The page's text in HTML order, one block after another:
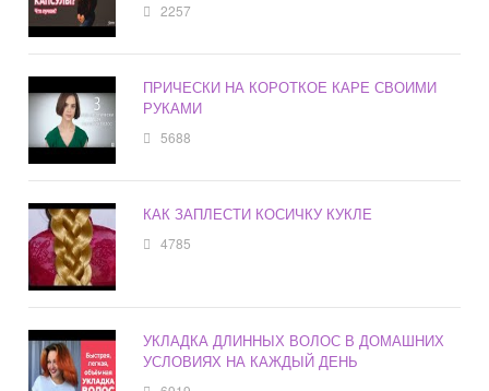
2257
ПРИЧЕСКИ НА КОРОТКОЕ КАРЕ СВОИМИ
РУКАМИ
5688
КАК ЗАПЛЕСТИ КОСИЧКУ КУКЛЕ
4785
УКЛАДКА ДЛИННЫХ ВОЛОС В ДОМАШНИХ
УСЛОВИЯХ НА КАЖДЫЙ ДЕНЬ